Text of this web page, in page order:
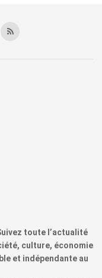
toute l’actualité
culture, économie
et indépendante au